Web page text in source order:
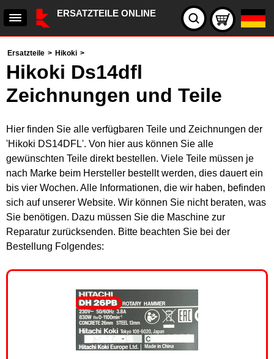
ERSATZTEILE ONLINE
Ersatzteile > Hikoki >
Hikoki Ds14dfl
Zeichnungen und Teile
Hier finden Sie alle verfügbaren Teile und Zeichnungen der
'Hikoki DS14DFL'. Von hier aus können Sie alle
gewünschten Teile direkt bestellen. Viele Teile müssen je
nach Marke beim Hersteller bestellt werden, dies dauert ein
bis vier Wochen. Alle Informationen, die wir haben, befinden
sich auf unserer Website. Wir können Sie nicht beraten, was
Sie benötigen. Dazu müssen Sie die Maschine zur
Reparatur zurücksenden. Bitte beachten Sie bei der
Bestellung Folgendes: